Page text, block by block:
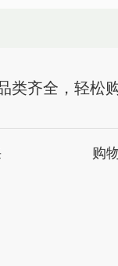
类齐全，轻松
购